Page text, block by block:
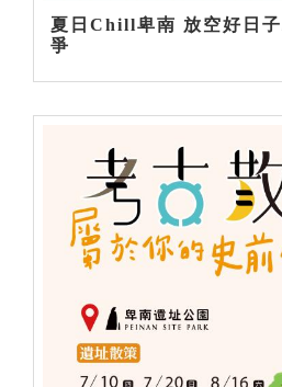
夏日Chill卑南 放空好日
爭